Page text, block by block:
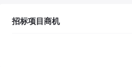
招标项目商机